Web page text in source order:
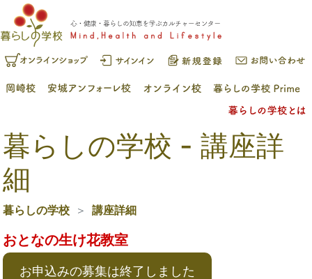
暮らしの学校 - 講座詳
細
暮らしの学校 講座詳細
おとなの生け花教室
お申込みの募集は終了しました